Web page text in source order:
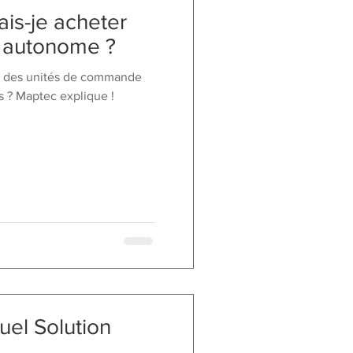
je acheter
?
unités de commande
? Maptec explique !
Solution